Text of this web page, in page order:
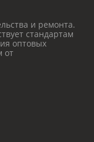
и ремонта.
стандартам
оптовых
от